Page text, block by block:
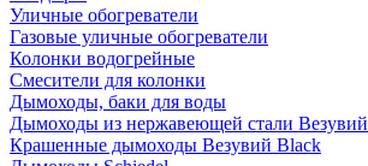
Уличные обогреватели
Газовые уличные обогреватели
Колонки водогрейные
Смесители для колонки
Дымоходы, баки для воды
Дымоходы из нержавеющей стали Везувий
Крашенные дымоходы Везувий Black